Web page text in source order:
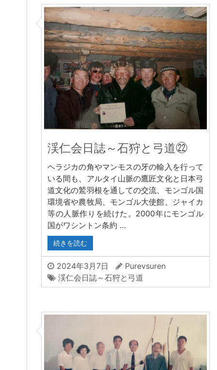
渓仁会日誌～石狩と弓道㉒
ヘラジカの角やマンモスの牙の輸入を行って
いる間も、アルタイ山脈の鷹匠文化と日本弓
道文化の鷲羽根を通しての交流、モンゴル国
環境省や農牧局、モンゴル大使館、ジャイカ
等の人脈作りを続けた。2000年にモンゴル
国がワシントン条約 …
続きを読む
2024年3月7日
Purevsuren
渓仁会日誌～石狩と弓道